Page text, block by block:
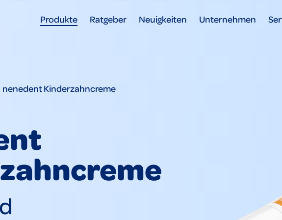
Produkte Ratgeber Neuigkeiten Unternehmen
nenedent Kinderzahncreme